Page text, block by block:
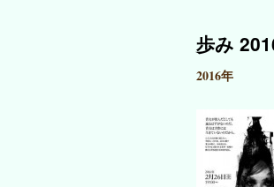
歩み
2016年